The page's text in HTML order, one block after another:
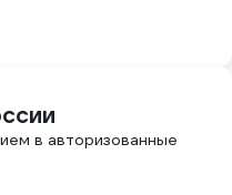
в авторизованные